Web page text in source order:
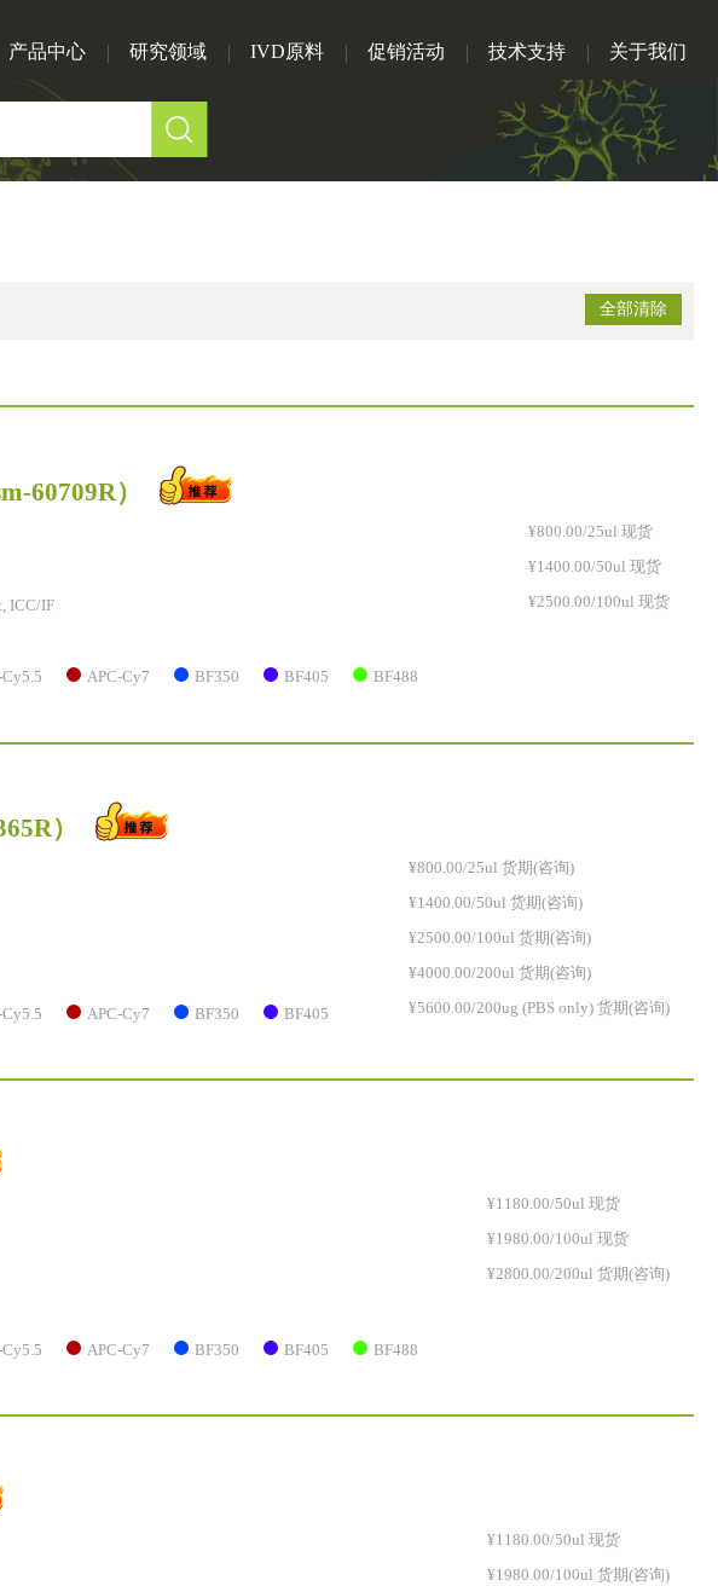
产品中心 研究领域 IVD原料 促销活动 技术支持 关于我们
全部清除
60709R）
ICC/IF
APC-Cy7 BF350 BF405 BF488
¥800.00/25ul 现货
¥1400.00/50ul 现货
¥2500.00/100ul 现货
）
APC-Cy7 BF350 BF405
¥800.00/25ul 货期(咨询)
¥1400.00/50ul 货期(咨询)
¥2500.00/100ul 货期(咨询)
¥4000.00/200ul 货期(咨询)
¥5600.00/200ug (PBS only) 货期(咨询)
APC-Cy7 BF350 BF405 BF488
¥1180.00/50ul 现货
¥1980.00/100ul 现货
¥2800.00/200ul 货期(咨询)
¥1180.00/50ul 现货
¥1980.00/100ul 货期(咨询)